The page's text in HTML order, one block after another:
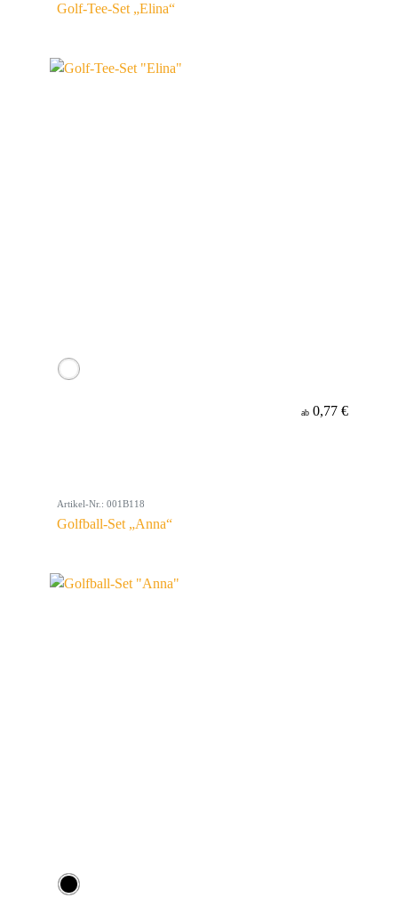
Golf-Tee-Set „Elina“
ab 0,77 €
Artikel-Nr.: 001B118
Golfball-Set „Anna“